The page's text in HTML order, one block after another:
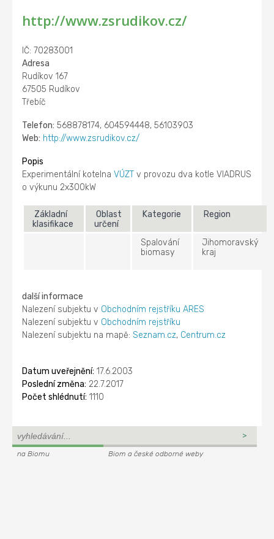
http://www.zsrudikov.cz/
IČ: 70283001
Adresa
Rudíkov 167
67505 Rudíkov
Třebíč
Telefon: 568878174, 604594448, 56103903
Web: http://www.zsrudikov.cz/
Popis
Experimentální kotelnaVÚZT v provozu dva kotle VIADRUS
o výkunu 2x300kW
Základní
klasifikace
Oblast
určení
Kategorie Region
Spalování
biomasy
Jihomoravský
kraj
další informace
Nalezení subjektu v Obchodním rejstříku ARES
Nalezení subjektu v Obchodním rejstříku
Nalezení subjektu na mapě:Seznam.cz, Centrum.cz
Datum uveřejnění: 17.6.2003
Poslední změna: 22.7.2017
Počet shlédnutí: 1110
na Biomu Biom a české odborné weby